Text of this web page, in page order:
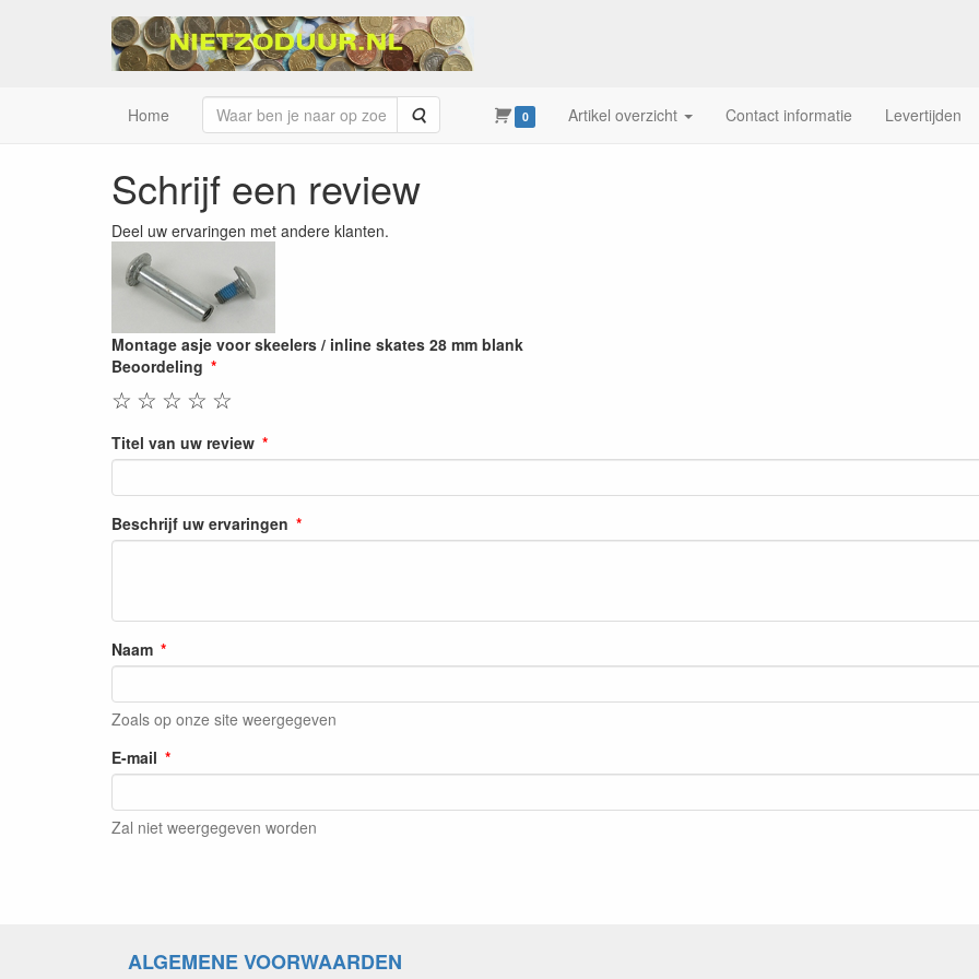
Home Zoeken 0 Artikel overzicht Contact informatie Levertijden
Schrijf een review
Deel uw ervaringen met andere klanten.
Montage asje voor skeelers / inline skates 28 mm blank
Beoordeling
☆
☆
☆
☆
☆
Titel van uw review
Beschrijf uw ervaringen
Naam
Zoals op onze site weergegeven
E-mail
Zal niet weergegeven worden
ALGEMENE VOORWAARDEN